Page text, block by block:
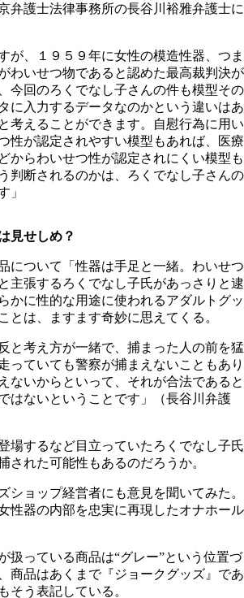
弁護士法律事務所の長谷川裕雅弁護士に
が、１９５９年に女性の模造性器、つま
わいせつ物であると認めた最高裁判決が
今回のろくでなし子さんの件も模型その
に入力するデータなのかという違いはあ
考えることができます。自慰行為に用い
性が認定されやすい模型もあれば、医療
からわいせつ性が認定されにくい模型も
判断されるのかは、ろくでなし子さんの
」
見せしめ？
について「性器は手足と一緒。わいせつ
主張するろくでなし子氏があっさりと逮
かに性的な用途に使われるアダルトグッ
とは、ますます奇妙に思えてくる。
と考え方が一緒で、捕まった人の前を猛
っていても警察が捕まえないこともあり
ないからといって、それが合法であると
はないということです」（長谷川弁護
場するなど目立っていたろくでなし子氏
された可能性もあるのだろうか。
ショップ経営者にも意見を聞いてみた。
性器の内部を忠実に再現したオナホール
扱っている商品は“グレー”という位置づ
商品はあくまで『ジョークグッズ』であ
そう表記している。